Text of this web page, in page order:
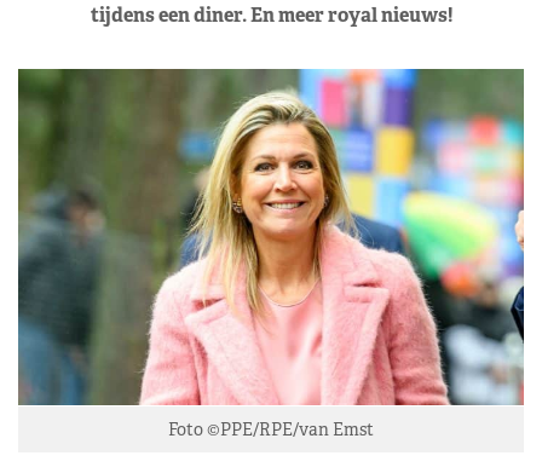
tijdens een diner. En meer royal nieuws!
Foto ©PPE/RPE/van Emst